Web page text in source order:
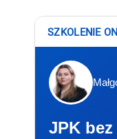
SZKOLENIE
JPK bez